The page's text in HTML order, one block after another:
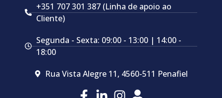
+351 707 301 387 (Linha de apoio ao
Cliente)
Segunda - Sexta: 09:00 - 13:00 | 14:00 -
18:00
Rua Vista Alegre 11, 4560-511 Penafiel